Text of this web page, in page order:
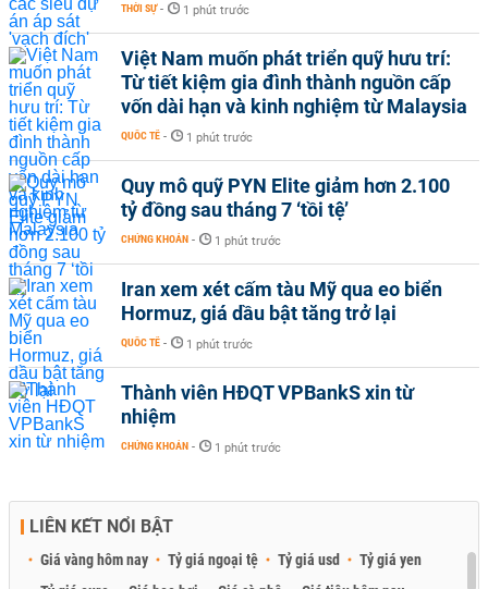
THỜI SỰ - 1 phút trước
Việt Nam muốn phát triển quỹ hưu trí:
Từ tiết kiệm gia đình thành nguồn cấp
vốn dài hạn và kinh nghiệm từ Malaysia
QUỐC TẾ - 1 phút trước
Quy mô quỹ PYN Elite giảm hơn 2.100
tỷ đồng sau tháng 7 ‘tồi tệ’
CHỨNG KHOÁN - 1 phút trước
Iran xem xét cấm tàu Mỹ qua eo biển
Hormuz, giá dầu bật tăng trở lại
QUỐC TẾ - 1 phút trước
Thành viên HĐQT VPBankS xin từ
nhiệm
CHỨNG KHOÁN - 1 phút trước
LIÊN KẾT NỔI BẬT
Giá vàng hôm nay Tỷ giá ngoại tệ Tỷ giá usd
Tỷ giá yen